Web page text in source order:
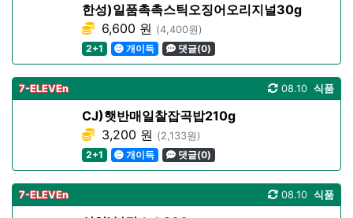
한성)일품촉촉스틱오징어오리지널30g
6,600 원 (4,400원)
2+1
개이득 댓글(0)
7-ELEVEn 식품
08.10
CJ)햇반매일찰잡곡밥210g
3,200 원 (2,133원)
2+1
개이득 댓글(0)
7-ELEVEn 식품
08.10